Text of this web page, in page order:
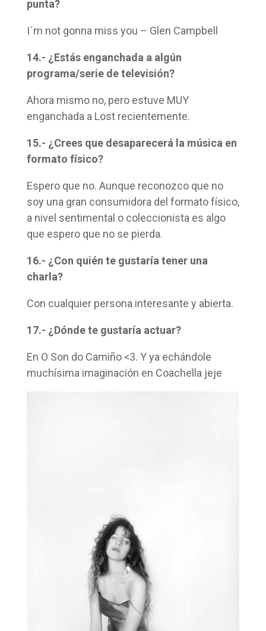
punta?
I´m not gonna miss you – Glen Campbell
14.- ¿Estás enganchada a algún
programa/serie de televisión?
Ahora mismo no, pero estuve MUY
enganchada a Lost recientemente.
15.- ¿Crees que desaparecerá la música en
formato físico?
Espero que no. Aunque reconozco que no
soy una gran consumidora del formato físico,
a nivel sentimental o coleccionista es algo
que espero que no se pierda.
16.- ¿Con quién te gustaría tener una
charla?
Con cualquier persona interesante y abierta.
17.- ¿Dónde te gustaría actuar?
En O Son do Camiño <3. Y ya echándole
muchísima imaginación en Coachella jeje